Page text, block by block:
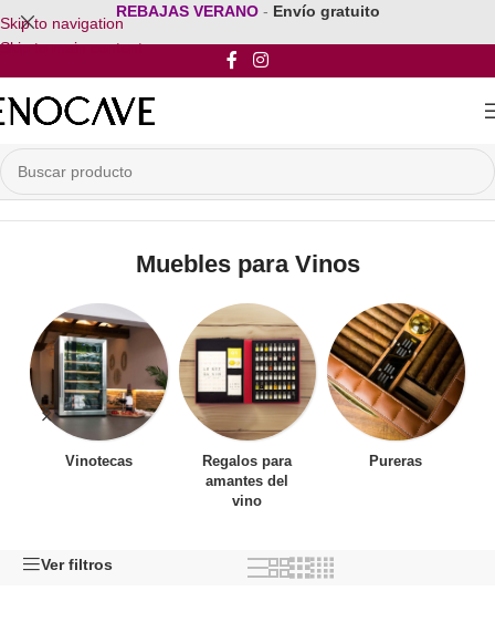
Skip to navigation
Skip to main content
REBAJAS VERANO - Envío gratuito
Inicio/Mobiliario para vinos/Muebles para Vinos
Muebles para Vinos
Vinotecas
Regalos para
amantes del
vino
Pureras
Ver filtros